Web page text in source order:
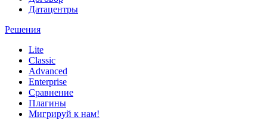
Датацентры
Решения
Lite
Classic
Advanced
Enterprise
Сравнение
Плагины
Мигрируй к нам!